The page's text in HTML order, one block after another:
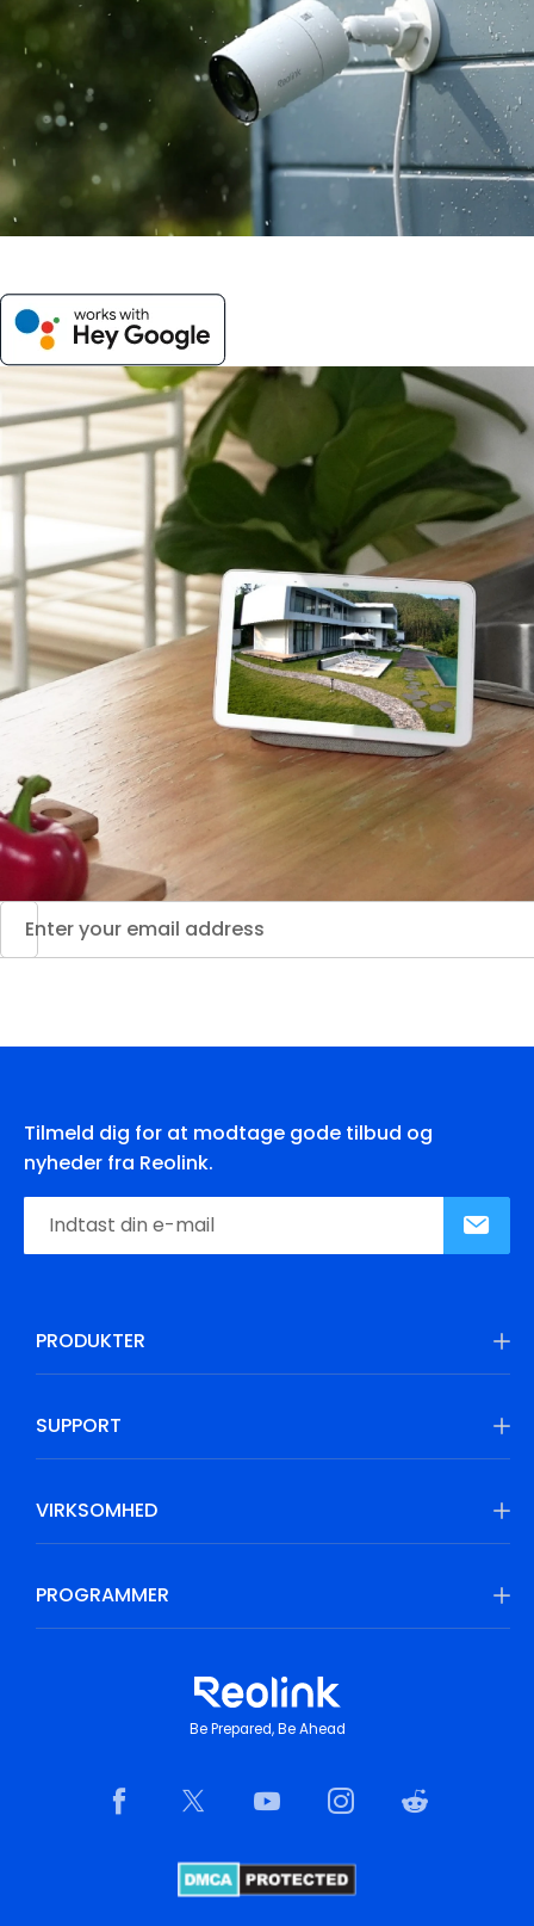
Tilmeld dig for at modtage gode tilbud og
nyheder fra Reolink.
PRODUKTER
SUPPORT
VIRKSOMHED
PROGRAMMER
Be Prepared, Be Ahead